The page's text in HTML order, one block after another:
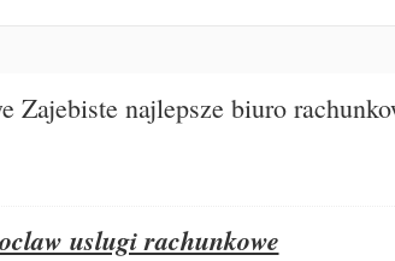
Zajebiste najlepsze biuro
uslugi rachunkowe